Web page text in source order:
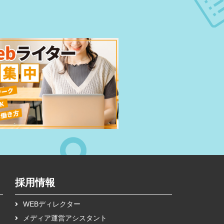
採用情報
WEBディレクター
メディア運営アシスタント